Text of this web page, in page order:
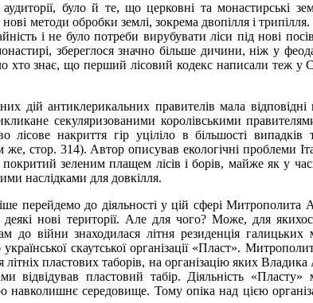
було й те, що церковні та монастирські
методи обробки землі, зокрема двопілля і
і не було потреби вирубувати ліси під нові
збереглося значно більше дичини, ніж у
знає, що перший лісовий кодекс написали теж у
дій антиклерикальних правителів мала
секуляризованими королівськими
лісове накриття гір уціліло в більшості
же, стор. 314). Автор описував екологічні проблеми
зеленим плащем лісів і борів, майже як у
наслідками для довкілля.
перейдемо до діяльності у цій сфері
нові території. Але для чого? Може, для
війни знаходилася літня резиденція галицьких
скаутської організації «Пласт».
пластових таборів, на організацію яких
відвідував пластовий табір. Діяльність
навколишнє середовище. Тому опіка над цією